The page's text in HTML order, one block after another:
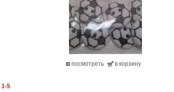
посмотреть в корзину
1-5